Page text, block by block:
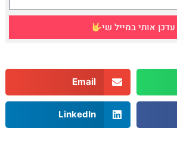
עדכן אותי במייל שי
Email
LinkedIn